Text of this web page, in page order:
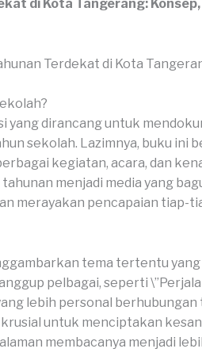
di Kota Tangerang:
yang dirancang untuk
sekolah. Lazimnya, buku ini
kegiatan, acara, dan
menjadi media yang
merayakan pencapaian tiap-
tema tertentu
pelbagai, seperti
lebih personal berhubungan
untuk menciptakan
membacanya menjadi